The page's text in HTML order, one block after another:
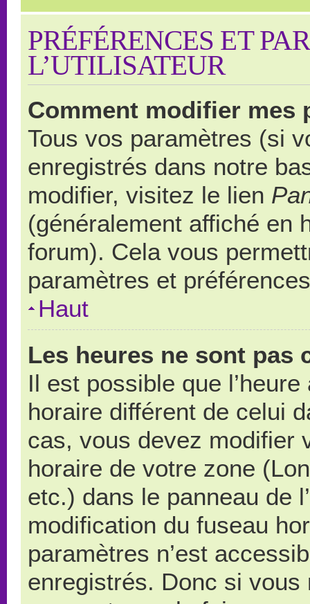
PRÉFÉRENCES ET
L’UTILISATEUR
Comment modifier mes
Tous vos paramètres (si
enregistrés dans notre
modifier, visitez le lien
(généralement affiché en
forum). Cela vous
paramètres et
Haut
Les heures ne sont pas
Il est possible que
horaire différent de celui
cas, vous devez modifier
horaire de votre zone
etc.) dans le panneau de
modification du fuseau
paramètres n’est
enregistrés. Donc si vous